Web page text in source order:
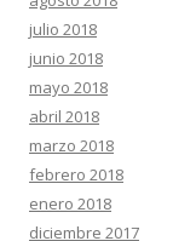
julio 2018
junio 2018
mayo 2018
abril 2018
marzo 2018
febrero 2018
enero 2018
diciembre 2017